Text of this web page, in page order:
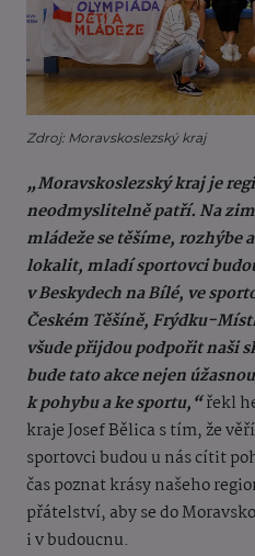
Zdroj: Moravskoslezský kraj
„Moravskoslezský kraj je
neodmyslitelně patří. Na
mládeže se těšíme, rozhýbe
lokalit, mladí sportovci
v Beskydech na Bílé, ve
Českém Těšíně, Frýdku-
všude přijdou podpořit naši
bude tato akce nejen
k pohybu a ke sportu,“řekl
kraje Josef Bělica s tím, že
sportovci budou u nás cítit
čas poznat krásy našeho
přátelství, aby se do
i v budoucnu.